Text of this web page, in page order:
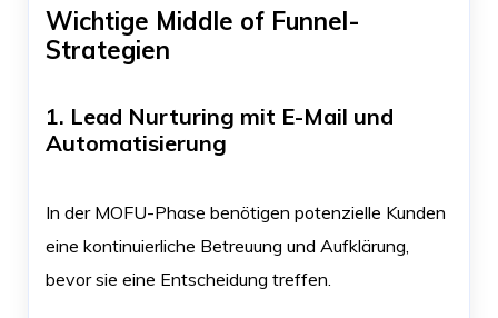
Wichtige Middle of Funnel-
Strategien
1. Lead Nurturing mit E-Mail und
Automatisierung
In der MOFU-Phase benötigen potenzielle Kunden
eine kontinuierliche Betreuung und Aufklärung,
bevor sie eine Entscheidung treffen.